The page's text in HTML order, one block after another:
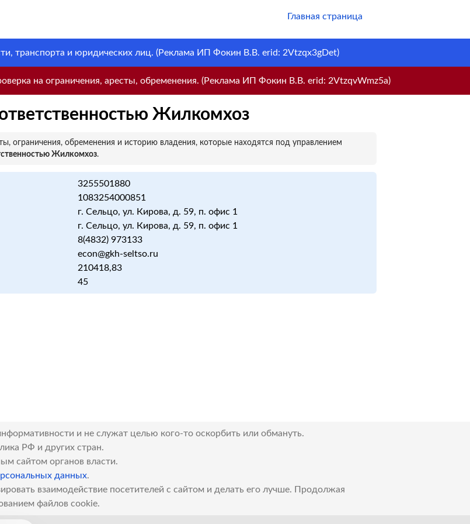
Главная страница
транспорта и юридических лиц. (Реклама ИП Фокин В.В. erid: 2Vtzqx3gDet)
на ограничения, аресты, обременения. (Реклама ИП Фокин В.В. erid: 2VtzqvWmz5a)
Жилкомхоз
ограничения, обременения и историю владения, которые находятся под управлением
Жилкомхоз.
3255501880
1083254000851
г. Сельцо, ул. Кирова, д. 59, п. офис 1
г. Сельцо, ул. Кирова, д. 59, п. офис 1
8(4832) 973133
econ@gkh-seltso.ru
210418,83
45
и не служат целью кого-то оскорбить или обмануть.
РФ и других стран.
сайтом органов власти.
данных.
взаимодействие посетителей с сайтом и делать его лучше. Продолжая
файлов cookie.